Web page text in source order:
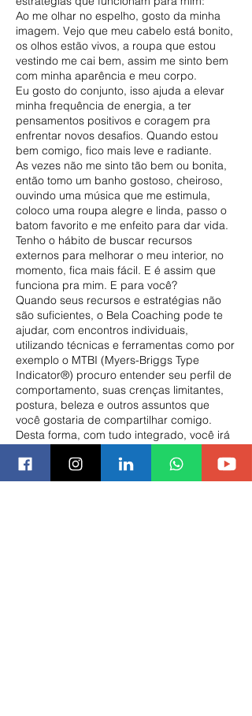
Ao me olhar no espelho, gosto da minha
imagem. Vejo que meu cabelo está bonito,
os olhos estão vivos, a roupa que estou
vestindo me cai bem, assim me sinto bem
com minha aparência e meu corpo.
Eu gosto do conjunto, isso ajuda a elevar
minha frequência de energia, a ter
pensamentos positivos e coragem pra
enfrentar novos desafios. Quando estou
bem comigo, fico mais leve e radiante.
As vezes não me sinto tão bem ou bonita,
então tomo um banho gostoso, cheiroso,
ouvindo uma música que me estimula,
coloco uma roupa alegre e linda, passo o
batom favorito e me enfeito para dar vida.
Tenho o hábito de buscar recursos
externos para melhorar o meu interior, no
momento, fica mais fácil. E é assim que
funciona pra mim. E para você?
Quando seus recursos e estratégias não
são suficientes, o Bela Coaching pode te
ajudar, com encontros individuais,
utilizando técnicas e ferramentas como por
exemplo o MTBI (Myers-Briggs Type
Indicator®️) procuro entender seu perfil de
comportamento, suas crenças limitantes,
postura, beleza e outros assuntos que
você gostaria de compartilhar comigo.
Desta forma, com tudo integrado, você irá
sentindo-se segura, bem com sua
aparência e confiante com você mesma.